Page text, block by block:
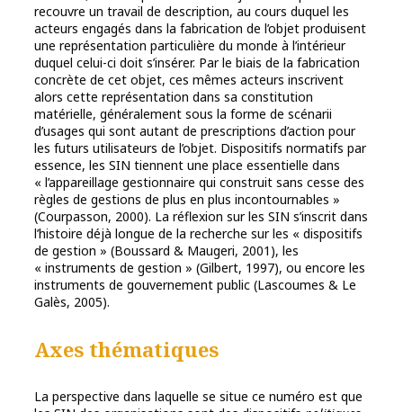
recouvre un travail de description, au cours duquel les
acteurs engagés dans la fabrication de l’objet produisent
une représentation particulière du monde à l’intérieur
duquel celui-ci doit s’insérer. Par le biais de la fabrication
concrète de cet objet, ces mêmes acteurs inscrivent
alors cette représentation dans sa constitution
matérielle, généralement sous la forme de scénarii
d’usages qui sont autant de prescriptions d’action pour
les futurs utilisateurs de l’objet. Dispositifs normatifs par
essence, les SIN tiennent une place essentielle dans
« l’appareillage gestionnaire qui construit sans cesse des
règles de gestions de plus en plus incontournables »
(Courpasson, 2000). La réflexion sur les SIN s’inscrit dans
l’histoire déjà longue de la recherche sur les « dispositifs
de gestion » (Boussard & Maugeri, 2001), les
« instruments de gestion » (Gilbert, 1997), ou encore les
instruments de gouvernement public (Lascoumes & Le
Galès, 2005).
Axes thématiques
La perspective dans laquelle se situe ce numéro est que